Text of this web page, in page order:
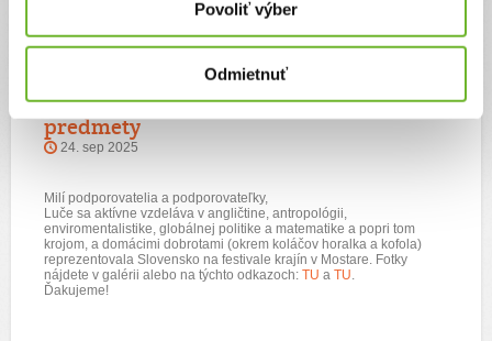
Povoliť výber
Odmietnuť
Reprezentácia Slovenska a nové
predmety
24. sep 2025
Milí podporovatelia a podporovateľky,
Luče sa aktívne vzdeláva v angličtine, antropológii,
enviromentalistike, globálnej politike a matematike a popri tom
krojom, a domácimi dobrotami (okrem koláčov horalka a kofola)
reprezentovala Slovensko na festivale krajín v Mostare. Fotky
nájdete v galérii alebo na týchto odkazoch: TU a TU.
Ďakujeme!